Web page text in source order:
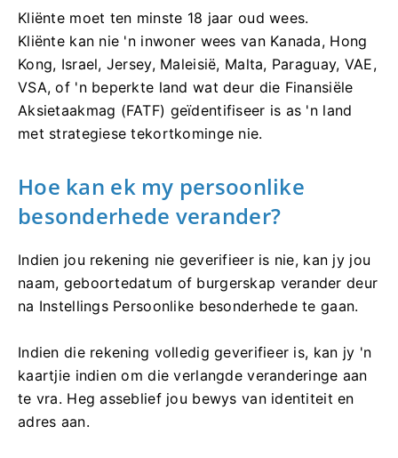
Kliënte moet ten minste 18 jaar oud wees.
Kliënte kan nie 'n inwoner wees van Kanada, Hong
Kong, Israel, Jersey, Maleisië, Malta, Paraguay, VAE,
VSA, of 'n beperkte land wat deur die Finansiële
Aksietaakmag (FATF) geïdentifiseer is as 'n land
met strategiese tekortkominge nie.
Hoe kan ek my persoonlike
besonderhede verander?
Indien jou rekening nie geverifieer is nie, kan jy jou
naam, geboortedatum of burgerskap verander deur
na Instellings Persoonlike besonderhede te gaan.
Indien die rekening volledig geverifieer is, kan jy 'n
kaartjie indien om die verlangde veranderinge aan
te vra. Heg asseblief jou bewys van identiteit en
adres aan.